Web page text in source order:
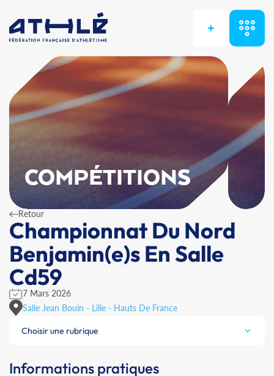
+
COMPÉTITIONS
Retour
Championnat Du Nord
Benjamin(e)s En Salle
Cd59
7 Mars 2026
Salle Jean Bouin - Lille - Hauts De France
Choisir une rubrique
Informations pratiques